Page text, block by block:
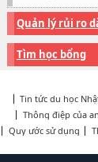
Quản lý rủi ro
Tìm học bổng
Tin tức du học
Thông điệp của
Quy ước sử dụng